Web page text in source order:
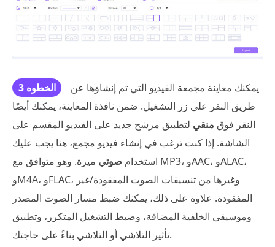
الخطوه 3
يمكنك معاينة مجمعة الفيديو التي تم إنشاؤها عن
طريق النقر على زر التشغيل. ضمن نافذة المعاينة، يمكنك أيضًا
النقر فوق منقي لتطبيق مرشح جديد على الفيديو المقسم على
الشاشة. إذا كنت ترغب في إنشاء فيديو مجمع، هنا يجب عليك
استخدام صوتي ميزة. وهو متوافق مع MP3، وAAC، وALAC،
وM4A، وFLAC، وغيرها من تنسيقات الصوت المفقودة/غير
المفقودة. علاوة على ذلك، يمكنك ضبط مسار الصوت المصدر
وموسيقى الخلفية المضافة، وضبط التشغيل المتكرر، وتطبيق
تأثير التلاشي أو التلاشي بناءً على حاجتك.